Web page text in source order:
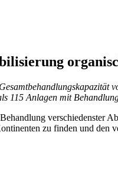
115 Anlagen mit
verschiedenster
zu finden und den